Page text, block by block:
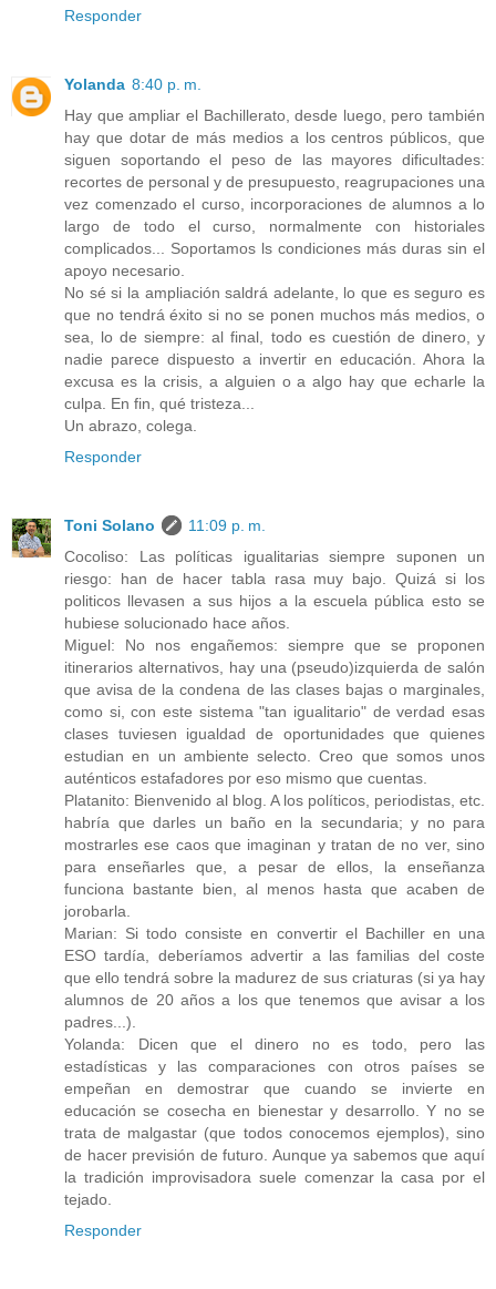
Responder
Yolanda 8:40 p. m.
Hay que ampliar el Bachillerato, desde luego, pero también
hay que dotar de más medios a los centros públicos, que
siguen soportando el peso de las mayores dificultades:
recortes de personal y de presupuesto, reagrupaciones una
vez comenzado el curso, incorporaciones de alumnos a lo
largo de todo el curso, normalmente con historiales
complicados... Soportamos ls condiciones más duras sin el
apoyo necesario.
No sé si la ampliación saldrá adelante, lo que es seguro es
que no tendrá éxito si no se ponen muchos más medios, o
sea, lo de siempre: al final, todo es cuestión de dinero, y
nadie parece dispuesto a invertir en educación. Ahora la
excusa es la crisis, a alguien o a algo hay que echarle la
culpa. En fin, qué tristeza...
Un abrazo, colega.
Responder
Toni Solano
11:09 p. m.
Cocoliso: Las políticas igualitarias siempre suponen un
riesgo: han de hacer tabla rasa muy bajo. Quizá si los
politicos llevasen a sus hijos a la escuela pública esto se
hubiese solucionado hace años.
Miguel: No nos engañemos: siempre que se proponen
itinerarios alternativos, hay una (pseudo)izquierda de salón
que avisa de la condena de las clases bajas o marginales,
como si, con este sistema "tan igualitario" de verdad esas
clases tuviesen igualdad de oportunidades que quienes
estudian en un ambiente selecto. Creo que somos unos
auténticos estafadores por eso mismo que cuentas.
Platanito: Bienvenido al blog. A los políticos, periodistas, etc.
habría que darles un baño en la secundaria; y no para
mostrarles ese caos que imaginan y tratan de no ver, sino
para enseñarles que, a pesar de ellos, la enseñanza
funciona bastante bien, al menos hasta que acaben de
jorobarla.
Marian: Si todo consiste en convertir el Bachiller en una
ESO tardía, deberíamos advertir a las familias del coste
que ello tendrá sobre la madurez de sus criaturas (si ya hay
alumnos de 20 años a los que tenemos que avisar a los
padres...).
Yolanda: Dicen que el dinero no es todo, pero las
estadísticas y las comparaciones con otros países se
empeñan en demostrar que cuando se invierte en
educación se cosecha en bienestar y desarrollo. Y no se
trata de malgastar (que todos conocemos ejemplos), sino
de hacer previsión de futuro. Aunque ya sabemos que aquí
la tradición improvisadora suele comenzar la casa por el
tejado.
Responder